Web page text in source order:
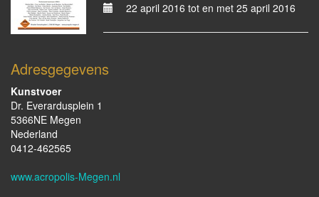
22 april 2016 tot en met 25 april 2016
Adresgegevens
Kunstvoer
Dr. Everardusplein 1
5366NE Megen
Nederland
0412-462565
www.acropolis-Megen.nl